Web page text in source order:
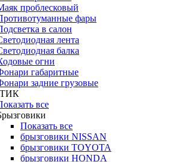
проблесковый
фары
в салон
лента
балка
огни
габаритные
задние грузовые
все
Показать все
брызговики NISSAN
брызговики TOYOTA
брызговики HONDA